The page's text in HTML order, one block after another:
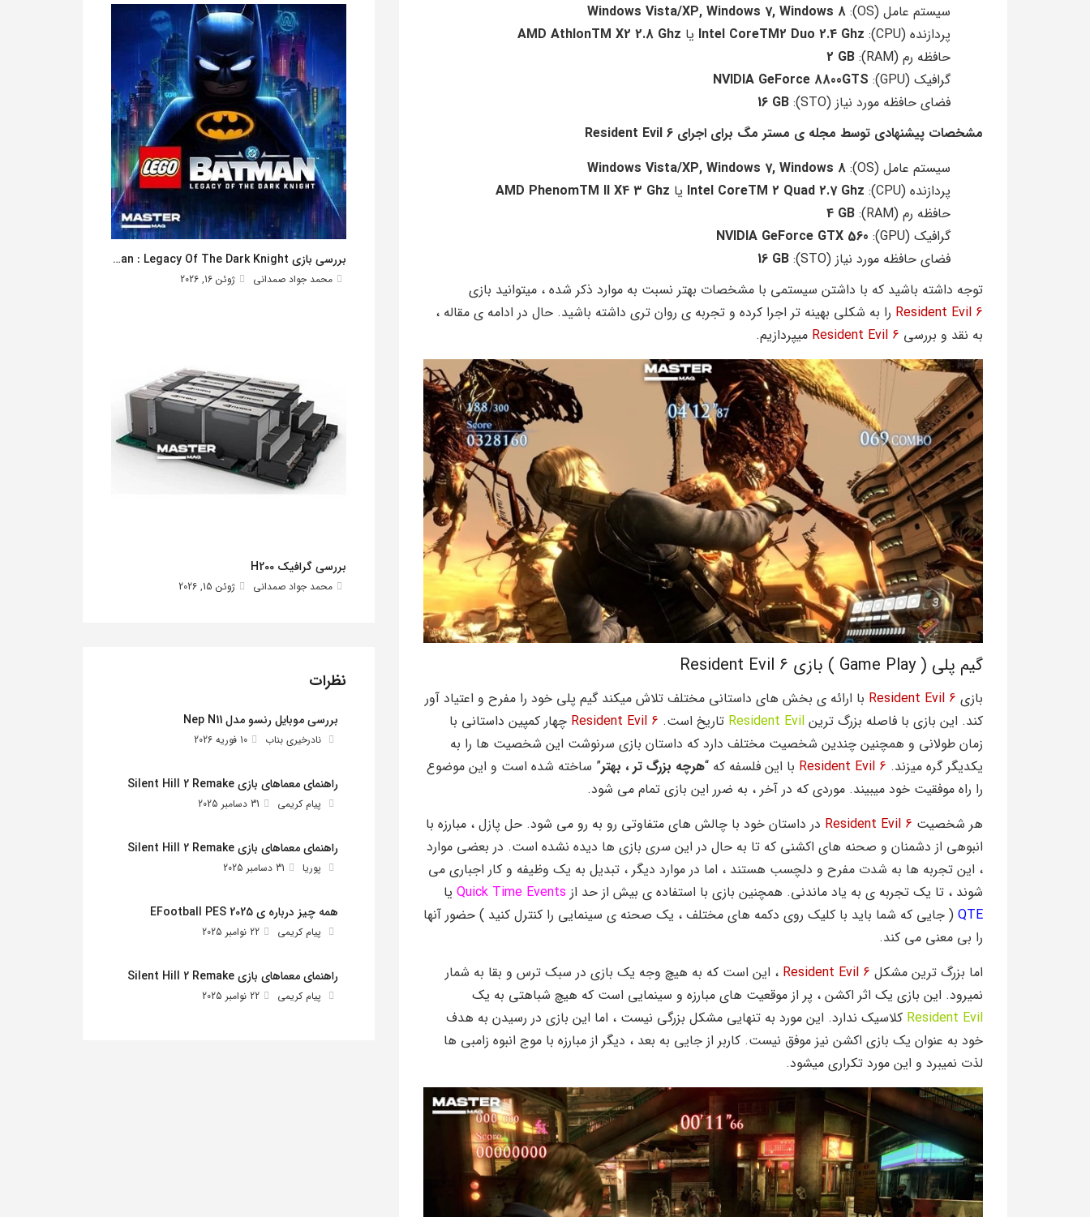
سیستم عامل (OS):
پردازنده (CPU):
Intel CoreTM2 Duo 2.4 Ghz یا AMD AthlonTM X2 2.8 Ghz
حافظه رم (RAM):
2 GB
گرافیک (GPU):
NVIDIA GeForce 8800GTS
فضای حافظه مورد نیاز (STO):
16 GB
مشخصات پیشنهادی توسط مجله ی مستر مگ برای اجرای Resident Evil 6
سیستم عامل (OS):
پردازنده (CPU):
Intel CoreTM 2 Quad 2.7 Ghz یا AMD PhenomTM II X4 3 Ghz
حافظه رم (RAM):
گرافیک (GPU):
NVIDIA GeForce GTX 560
فضای حافظه مورد نیاز (STO):
16 GB
توجه داشته باشید که با داشتن سیستمی با مشخصات بهتر نسبت به موارد ذکر شده ، میتوانید بازی
Resident Evil 6 را به شکلی بهینه تر اجرا کرده و تجربه ی روان تری داشته باشید. حال در ادامه ی مقاله ،
به نقد و بررسی Resident Evil 6 میپردازیم.
گیم پلی ( Game Play ) بازی Resident Evil 6
بازی Resident Evil 6 با ارائه ی بخش های داستانی مختلف تلاش میکند گیم پلی خود را مفرح و اعتیاد آور
کند. این بازی با فاصله بزرگ ترین Resident Evil تاریخ است. Resident Evil 6 چهار کمپین داستانی با
زمان طولانی و همچنین چندین شخصیت مختلف دارد که داستان بازی سرنوشت این شخصیت ها را به
یکدیگر گره میزند. Resident Evil 6 با این فلسفه که “هرچه بزرگ تر ، بهتر” ساخته شده است و این موضوع
را راه موفقیت خود میبیند. موردی که در آخر ، به ضرر این بازی تمام می شود.
هر شخصیت Resident Evil 6 در داستان خود با چالش های متفاوتی رو به رو می شود. حل پازل ، مبارزه با
انبوهی از دشمنان و صحنه های اکشنی که تا به حال در این سری بازی ها دیده نشده است. در بعضی موارد
، این تجربه ها به شدت مفرح و دلچسب هستند ، اما در موارد دیگر ، تبدیل به یک وظیفه و کار اجباری می
شوند ، تا یک تجربه ی به یاد ماندنی. همچنین بازی با استفاده ی بیش از حد از Quick Time Events یا
QTE ( جایی که شما باید با کلیک روی دکمه های مختلف ، یک صحنه ی سینمایی را کنترل کنید ) حضور آنها
را بی معنی می کند.
اما بزرگ ترین مشکل Resident Evil 6 ، این است که به هیچ وجه یک بازی در سبک ترس و بقا به شمار
نمیرود. این بازی یک اثر اکشن ، پر از موقعیت های مبارزه و سینمایی است که هیچ شباهتی به یک
Resident Evil کلاسیک ندارد. این مورد به تنهایی مشکل بزرگی نیست ، اما این بازی در رسیدن به هدف
خود به عنوان یک بازی اکشن نیز موفق نیست. کاربر از جایی به بعد ، دیگر از مبارزه با موج انبوه زامبی ها
لذت نمیبرد و این مورد تکراری میشود.
بررسی بازی Lego Batman : Legacy Of The Dark Knight
محمد جواد صمدانی ژوئن 16, 2026
بررسی گرافیک H200
محمد جواد صمدانی ژوئن 15, 2026
نظرات
بررسی موبایل رنسو مدل Nep N11
نادرخیری بناب 10 فوریه 2026
راهنمای معماهای بازی Silent Hill 2 Remake
پیام کریمی 31 دسامبر 2025
راهنمای معماهای بازی Silent Hill 2 Remake
پوریا 31 دسامبر 2025
همه چیز درباره ی EFootball PES 2025
پیام کریمی 22 نوامبر 2025
راهنمای معماهای بازی Silent Hill 2 Remake
پیام کریمی 22 نوامبر 2025